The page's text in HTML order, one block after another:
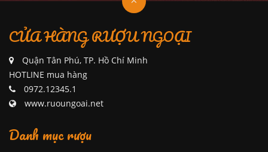
CỬA HÀNG RƯỢU NGOẠI
Quận Tân Phú, TP. Hồ Chí Minh
HOTLINE mua hàng
0972.12345.1
www.ruoungoai.net
Danh mục rượu